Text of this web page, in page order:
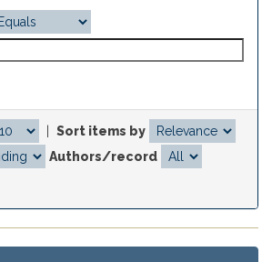
Sort items by
Authors/record